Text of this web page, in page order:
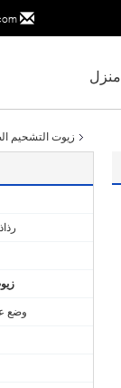
منزل
زيوت التشحيم
وضع